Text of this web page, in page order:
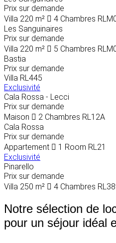
Prix sur demande
Villa 220 m² 4 Chambres
Les Sanguinaires
Prix sur demande
Villa 220 m² 5 Chambres
Bastia
Prix sur demande
Villa RL445
Exclusivité
Cala Rossa - Lecci
Prix sur demande
Maison
2 Chambres RL12A
Cala Rossa
Prix sur demande
Appartement
1 Room RL21
Exclusivité
Pinarello
Prix sur demande
Villa 250 m² 4 Chambres
Notre sélection de
pour un séjour idéal